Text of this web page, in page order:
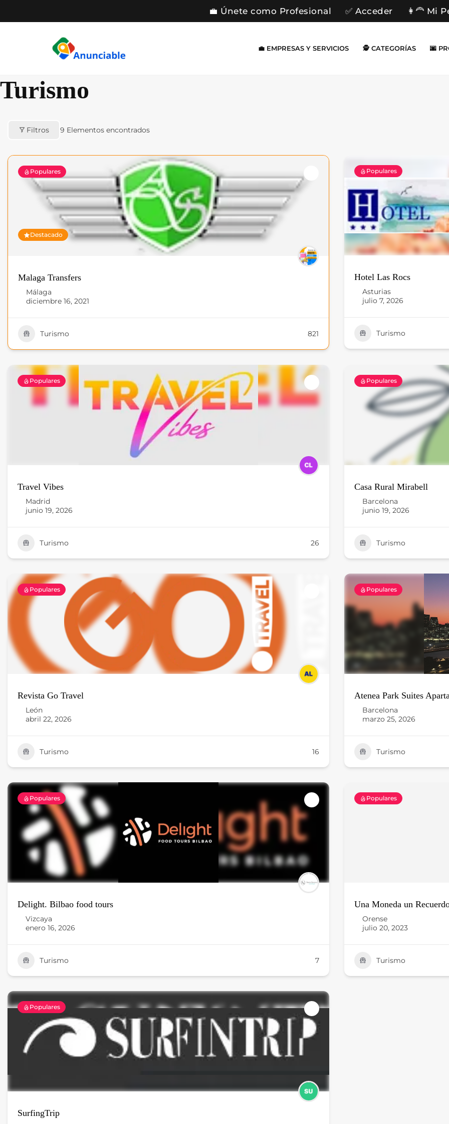
💼 Únete como Profesional ✅ Acceder 👩‍🦰 Mi
💼 EMPRESAS Y SERVICIOS 🕵️ CATEGORÍAS 🌆
Turismo
Filtros 9 Elementos encontrados
Populares
Destacado
Malaga Transfers
Málaga
diciembre 16, 2021
Turismo 821
Populares
Hotel Las Rocs
Asturias
julio 7, 2026
Turismo
Populares
Travel Vibes
Madrid
junio 19, 2026
Turismo 26
Populares
Casa Rural Mirabell
Barcelona
junio 19, 2026
Turismo
Populares
Revista Go Travel
León
abril 22, 2026
Turismo 16
Populares
Atenea Park Suites
Barcelona
marzo 25, 2026
Turismo
Populares
Delight. Bilbao food tours
Vizcaya
enero 16, 2026
Turismo 7
Populares
Una Moneda un
Orense
julio 20, 2023
Turismo
Populares
SurfingTrip